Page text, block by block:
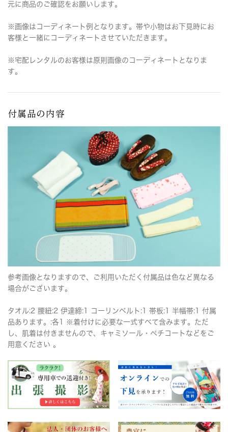
元に商品のご確認をお願いします。
※画像はコーディネート例となります。帯や小物はお下見時にお
客様と一緒にコーディネートさせていただきます。
※宅配レンタルのお客様は原則画像のコーディネートとなりま
す。
付属品の内容
参考画像となりますので、ご利用いただく付属品は色など異なる
場合がございます。
タオル:2 腰紐:2 伊達締:1 コーリンベルト:1 帯板:1 半幅帯:1 付属
品あります。:各1 ※着付けに必要な一式すべて含みます。ただ
し、肌着は付きませんので、キャミソール・ペチコートなどをご
用意ください 。